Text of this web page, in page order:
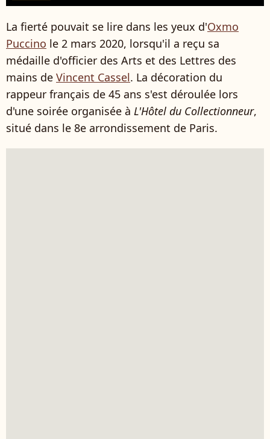
La fierté pouvait se lire dans les yeux d'Oxmo
Puccino le 2 mars 2020, lorsqu'il a reçu sa
médaille d'officier des Arts et des Lettres des
mains de Vincent Cassel. La décoration du
rappeur français de 45 ans s'est déroulée lors
d'une soirée organisée à L'Hôtel du Collectionneur,
situé dans le 8e arrondissement de Paris.